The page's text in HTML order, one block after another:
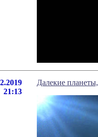
21:13
Далекие